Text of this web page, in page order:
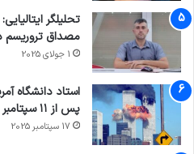
تحلیلگر
مصداق تروریسم
1 جولای 2025
استاد دانشگاه
پس از ۱۱ سپتامبر زمینه‌ساز نسل‌کشی غزه شد
17 سپتامبر 2025